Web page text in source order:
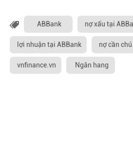
ABBank nợ xấu tại
lợi nhuận tại ABBank nợ cần
vnfinance.vn Ngân hang